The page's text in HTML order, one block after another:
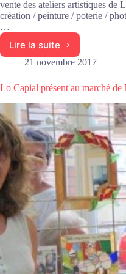
vente des ateliers artistiques de
création / peinture / poterie /
…
Lire la suiteVernissage
de
30ème
expo-
vente
des
ateliers
artistiques
21 novembre 2017
Lo Capial présent au marché de